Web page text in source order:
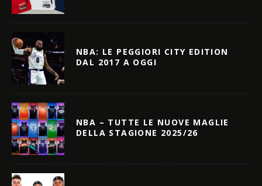
NBA: LE PEGGIORI CITY EDITION
DAL 2017 A OGGI
NBA – TUTTE LE NUOVE MAGLIE
DELLA STAGIONE 2025/26